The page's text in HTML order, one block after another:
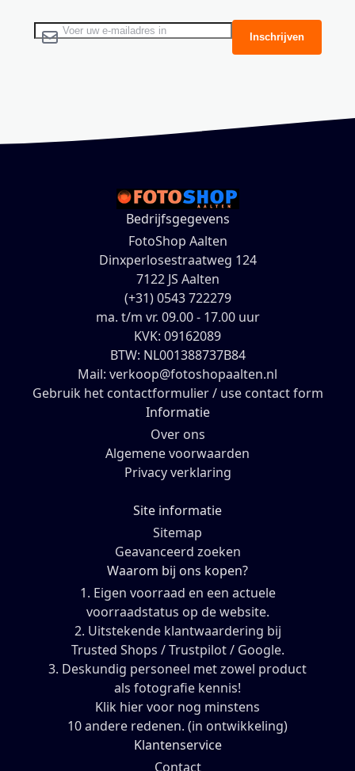
Abonneer u op onze nieuwsbrief Inschrijven
Bedrijfsgegevens
FotoShop Aalten
Dinxperlosestraatweg 124
7122 JS Aalten
(+31) 0543 722279
ma. t/m vr. 09.00 - 17.00 uur
KVK: 09162089
BTW: NL001388737B84
Mail: verkoop@fotoshopaalten.nl
Gebruik het contactformulier / use contact form
Informatie
Over ons
Algemene voorwaarden
Privacy verklaring
Site informatie
Sitemap
Geavanceerd zoeken
Waarom bij ons kopen?
1. Eigen voorraad en een actuele
voorraadstatus op de website.
2. Uitstekende klantwaardering bij
Trusted Shops / Trustpilot / Google.
3. Deskundig personeel met zowel product
als fotografie kennis!
Klik hier voor nog minstens
10 andere redenen. (in ontwikkeling)
Klantenservice
Contact